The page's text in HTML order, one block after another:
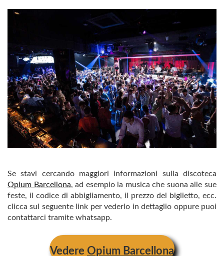
Se stavi cercando maggiori informazioni sulla discoteca
Opium Barcellona, ​​ad esempio la musica che suona alle sue
feste, il codice di abbigliamento, il prezzo del biglietto, ecc.
clicca sul seguente link per vederlo in dettaglio oppure puoi
contattarci tramite whatsapp.
Vedere Opium Barcellona